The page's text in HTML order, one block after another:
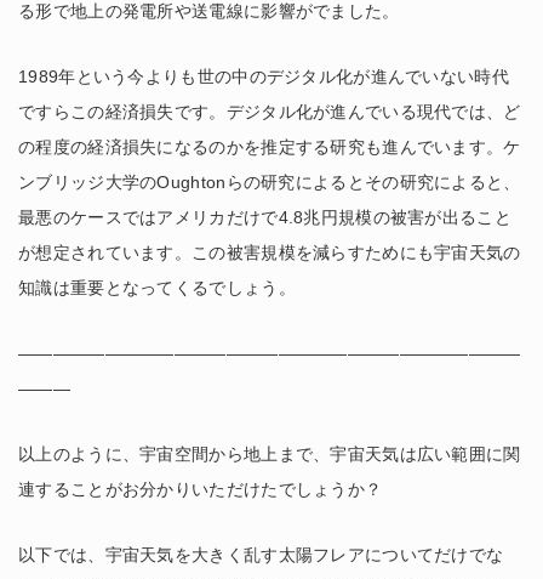
る形で地上の発電所や送電線に影響がでました。
1989年という今よりも世の中のデジタル化が進んでいない時代
ですらこの経済損失です。デジタル化が進んでいる現代では、ど
の程度の経済損失になるのかを推定する研究も進んでいます。ケ
ンブリッジ大学のOughtonらの研究によるとその研究によると、
最悪のケースではアメリカだけで4.8兆円規模の被害が出ること
が想定されています。この被害規模を減らすためにも宇宙天気の
知識は重要となってくるでしょう。
—————————————————————————————
———
以上のように、宇宙空間から地上まで、宇宙天気は広い範囲に関
連することがお分かりいただけたでしょうか？
以下では、宇宙天気を大きく乱す太陽フレアについてだけでな